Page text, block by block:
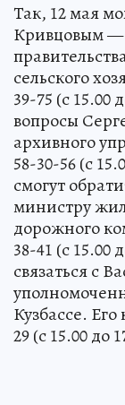
Так, 12 мая
Кривцовым —
сельского
39-75 (с
вопросы
архивного
58-30-56 (с
смогут
министру
дорожного
38-41 (с 15.00
связаться с
Кузбассе.
29 (с 15.00 до